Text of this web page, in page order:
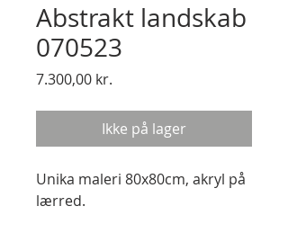
Abstrakt landskab
070523
7.300,00 kr.
Ikke på lager
Unika maleri 80x80cm, akryl på
lærred.